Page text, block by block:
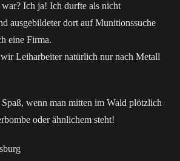
Ich ja! Ich durfte als nicht
ausgebildeter dort auf Munitionssuche
eine Firma.
Leiharbeiter natürlich nur nach Metall
wenn man mitten im Wald plötzlich
oder ähnlichem steht!